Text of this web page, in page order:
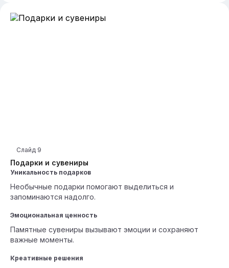
Подарки и сувениры
Слайд 9
Уникальность подарков
Необычные подарки помогают выделиться и
запоминаются надолго.
Эмоциональная ценность
Памятные сувениры вызывают эмоции и сохраняют
важные моменты.
Креативные решения